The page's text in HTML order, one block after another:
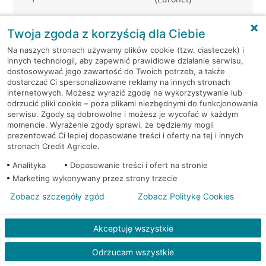
Tarnowo Podgórne, ul.
Owocowa 16
Bankomat
(Euronet)
Tarnowo Podgórne, ul.
Poznańska 74
Bankomat
(Euronet)
Tarnowo Podgórne, ul.
Poznańska 74
Bankomat
(Euronet)
Tulce, ul. Fiołkowa 1
Twoja zgoda z korzyścią dla Ciebie
Na naszych stronach używamy plików cookie (tzw. ciasteczek) i
innych technologii, aby zapewnić prawidłowe działanie serwisu,
dostosowywać jego zawartość do Twoich potrzeb, a także
dostarczać Ci spersonalizowane reklamy na innych stronach
internetowych. Możesz wyrazić zgodę na wykorzystywanie lub
odrzucić pliki cookie – poza plikami niezbędnymi do funkcjonowania
serwisu. Zgody są dobrowolne i możesz je wycofać w każdym
momencie. Wyrażenie zgody sprawi, że będziemy mogli
prezentować Ci lepiej dopasowane treści i oferty na tej i innych
stronach Credit Agricole.
Analityka
Dopasowanie treści i ofert na stronie
Marketing wykonywany przez strony trzecie
Akceptuję wszystkie
Odrzucam wszystkie
Zobacz szczegóły zgód Zobacz Politykę Cookies